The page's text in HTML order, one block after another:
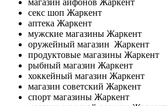
магазин айфонов Жаркент
секс шоп Жаркент
аптека Жаркент
мужские магазины Жаркент
оружейный магазин Жаркент
продуктовые магазины Жаркент
рыбный магазин Жаркент
хоккейный магазин Жаркент
магазин советский Жаркент
спорт магазины Жаркент